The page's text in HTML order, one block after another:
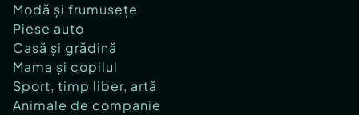
Modă și frumusețe
Piese auto
Casă și grădină
Mama și copilul
Sport, timp liber, artă
Animale de companie